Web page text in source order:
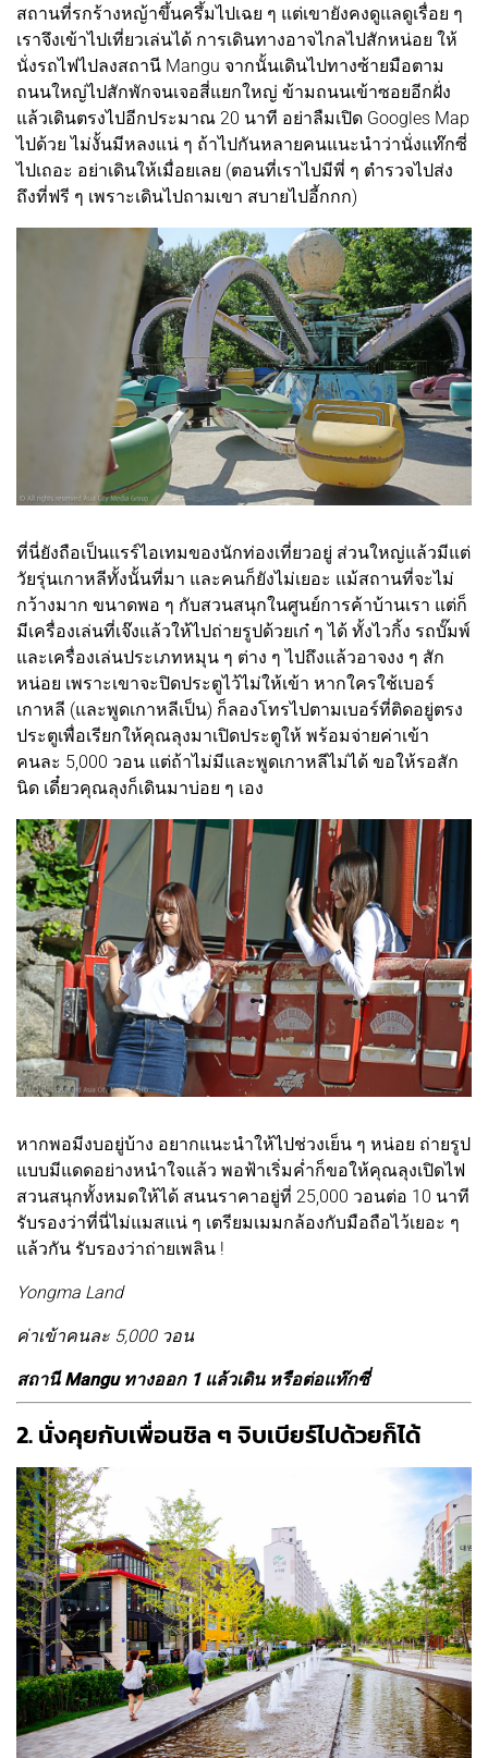
สถานที่รกร้างหญ้าขึ้นครึ้มไปเฉย ๆ แต่เขายังคงดูแลดูเรื่อย ๆ
เราจึงเข้าไปเที่ยวเล่นได้ การเดินทางอาจไกลไปสักหน่อย ให้
นั่งรถไฟไปลงสถานี Mangu จากนั้นเดินไปทางซ้ายมือตาม
ถนนใหญ่ไปสักพักจนเจอสี่แยกใหญ่ ข้ามถนนเข้าซอยอีกฝั่ง
แล้วเดินตรงไปอีกประมาณ 20 นาที อย่าลืมเปิด Googles Map
ไปด้วย ไม่งั้นมีหลงแน่ ๆ ถ้าไปกันหลายคนแนะนำว่านั่งแท๊กซี่
ไปเถอะ อย่าเดินให้เมื่อยเลย (ตอนที่เราไปมีพี่ ๆ ตำรวจไปส่ง
ถึงที่ฟรี ๆ เพราะเดินไปถามเขา สบายไปอี้กกก)
ที่นี่ยังถือเป็นแรร์ไอเทมของนักท่องเที่ยวอยู่ ส่วนใหญ่แล้วมีแต่
วัยรุ่นเกาหลีทั้งนั้นที่มา และคนก็ยังไม่เยอะ แม้สถานที่จะไม่
กว้างมาก ขนาดพอ ๆ กับสวนสนุกในศูนย์การค้าบ้านเรา แต่ก็
มีเครื่องเล่นที่เจ๊งแล้วให้ไปถ่ายรูปด้วยเก๋ ๆ ได้ ทั้งไวกิ้ง รถบั๊มพ์
และเครื่องเล่นประเภทหมุน ๆ ต่าง ๆ ไปถึงแล้วอาจงง ๆ สัก
หน่อย เพราะเขาจะปิดประตูไว้ไม่ให้เข้า หากใครใช้เบอร์
เกาหลี (และพูดเกาหลีเป็น) ก็ลองโทรไปตามเบอร์ที่ติดอยู่ตรง
ประตูเพื่อเรียกให้คุณลุงมาเปิดประตูให้ พร้อมจ่ายค่าเข้า
คนละ 5,000 วอน แต่ถ้าไม่มีและพูดเกาหลีไม่ได้ ขอให้รอสัก
นิด เดี๋ยวคุณลุงก็เดินมาบ่อย ๆ เอง
หากพอมีงบอยู่บ้าง อยากแนะนำให้ไปช่วงเย็น ๆ หน่อย ถ่ายรูป
แบบมีแดดอย่างหนำใจแล้ว พอฟ้าเริ่มค่ำก็ขอให้คุณลุงเปิดไฟ
สวนสนุกทั้งหมดให้ได้ สนนราคาอยู่ที่ 25,000 วอนต่อ 10 นาที
รับรองว่าที่นี่ไม่แมสแน่ ๆ เตรียมเมมกล้องกับมือถือไว้เยอะ ๆ
แล้วกัน รับรองว่าถ่ายเพลิน !
Yongma Land
ค่าเข้าคนละ 5,000 วอน
สถานี Mangu ทางออก 1 แล้วเดิน หรือต่อแท๊กซี่
2. นั่งคุยกับเพื่อนชิล ๆ จิบเบียร์ไปด้วยก็ได้